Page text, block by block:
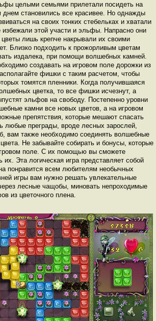
целыми семьями прилетали посидеть на
становились все красивее. Но однажды
на своих тонких стебельках и хватали
избежали этой участи и эльфы. Напрасно они
лишь крепче накрывали их своими
Близко подходить к прожорливым цветам
издалека, при помощи волшебных камней.
создавать на игровом поле дорожки из
фишки с таким расчетом, чтобы
томятся пленники. Когда получившаяся
цветка, то все фишки исчезнут, а
эльфов на свободу. Постепенно уровни
камни все новых цветов, а на игровом
препятствия, которые мешают спасать
любые преграды, вроде лесных зарослей,
вам также необходимо соединять волшебные
Не забывайте собирать и бонусы, которые
поле. С их помощью вы сможете
Эта логическая игра представляет собой
понравится всем любителям необычных
игры вам нужно решать увлекательные
лесные чащобы, миновать непроходимые
из цветочного плена.